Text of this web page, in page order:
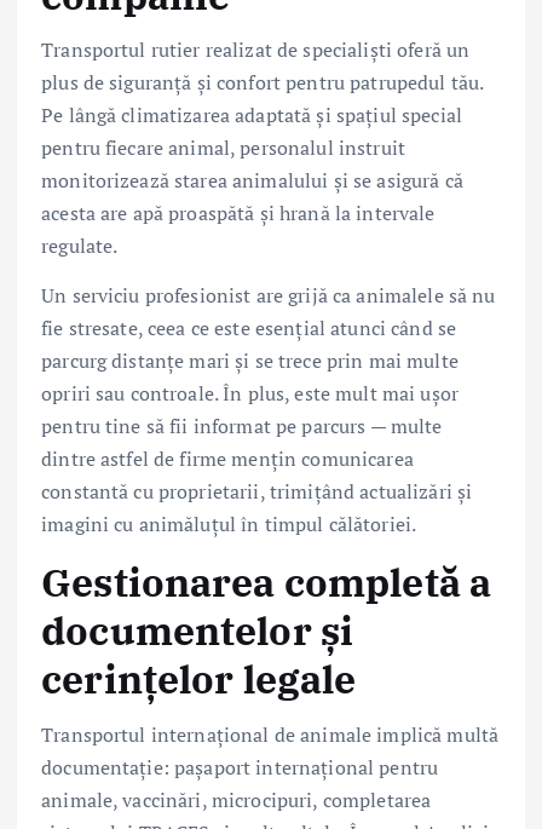
Transportul rutier realizat de specialiști oferă un
plus de siguranță și confort pentru patrupedul tău.
Pe lângă climatizarea adaptată și spațiul special
pentru fiecare animal, personalul instruit
monitorizează starea animalului și se asigură că
acesta are apă proaspătă și hrană la intervale
regulate.
Un serviciu profesionist are grijă ca animalele să nu
fie stresate, ceea ce este esențial atunci când se
parcurg distanțe mari și se trece prin mai multe
opriri sau controale. În plus, este mult mai ușor
pentru tine să fii informat pe parcurs — multe
dintre astfel de firme mențin comunicarea
constantă cu proprietarii, trimițând actualizări și
imagini cu animăluțul în timpul călătoriei.
Gestionarea completă a
documentelor și
cerințelor legale
Transportul internațional de animale implică multă
documentație: pașaport internațional pentru
animale, vaccinări, microcipuri, completarea